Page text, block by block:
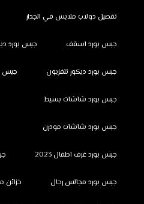
تفصيل دولاب ملابس في الجدار
جبس بورد اسقف جبس بورد
جبس بورد ديكور تلفزيون جبس
جبس بورد شاشات بسيط
جبس بورد شاشات مودرن
جبس بورد غرف اطفال 2023
جبس بورد مجالس رجال خزائن